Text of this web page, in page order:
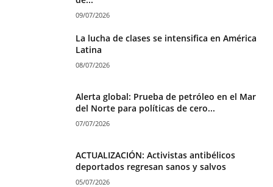
09/07/2026
La lucha de clases se intensifica en América
Latina
08/07/2026
Alerta global: Prueba de petróleo en el Mar
del Norte para políticas de cero...
07/07/2026
ACTUALIZACIÓN: Activistas antibélicos
deportados regresan sanos y salvos
05/07/2026